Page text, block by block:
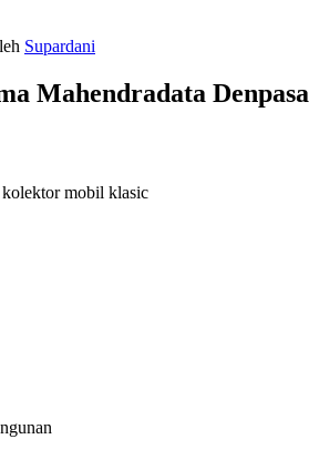
Supardani
Mahendradata
kolektor mobil klasic